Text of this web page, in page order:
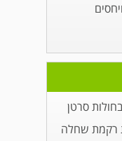
סרטן
רקמת שחלה